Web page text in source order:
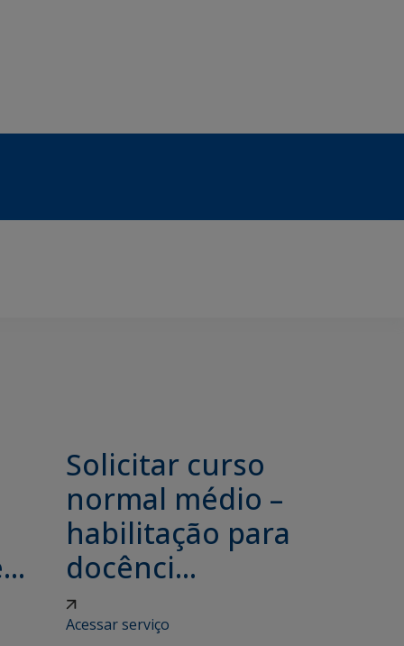
Solicitar curso
normal médio –
habilitação para
docênci...
Acessar serviço